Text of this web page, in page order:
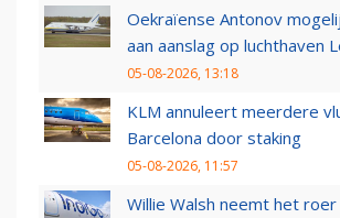
Oekraïense Antonov
aan aanslag op luchthaven
05-08-2026, 13:18
KLM annuleert meerdere
Barcelona door staking
05-08-2026, 11:57
Willie Walsh neemt het